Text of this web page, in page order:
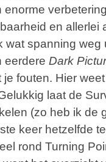
en allerlei
wat spanning
eerdere Dark
fouten. Hier
laat de
(zo heb ik de
keer hetzelfde
rond Turning